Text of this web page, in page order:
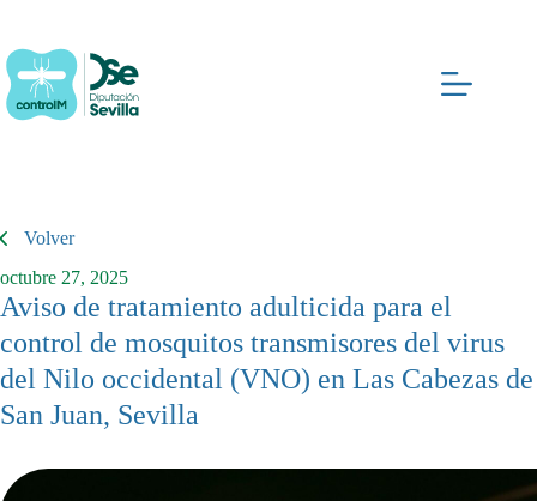
contenido
Volver
octubre 27, 2025
Aviso de tratamiento adulticida para el
control de mosquitos transmisores del virus
del Nilo occidental (VNO) en Las Cabezas de
San Juan, Sevilla